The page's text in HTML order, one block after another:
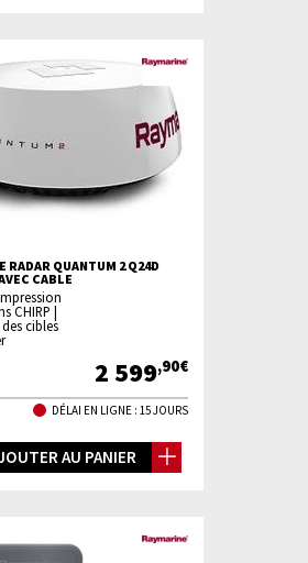
RADAR QUANTUM 2 Q24D
CABLE
CHIRP |
cibles
2 599,90€
DÉLAI EN LIGNE : 15 JOURS
AU PANIER